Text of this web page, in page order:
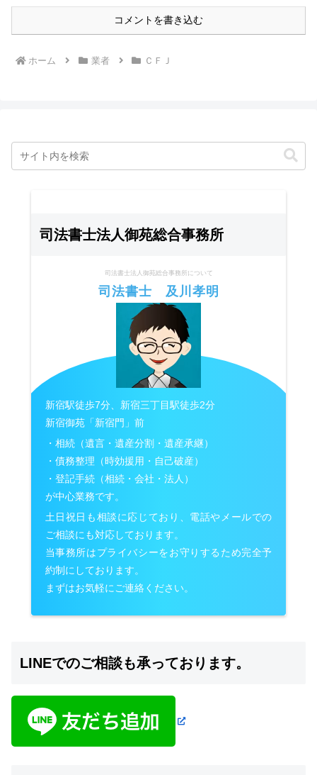
コメントを書き込む
ホーム 業者 ＣＦＪ
司法書士法人御苑総合事務所
司法書士法人御苑総合事務所について
司法書士 及川孝明
新宿駅徒歩7分、新宿三丁目駅徒歩2分
新宿御苑「新宿門」前
・相続（遺言・遺産分割・遺産承継）
・債務整理（時効援用・自己破産）
・登記手続（相続・会社・法人）
が中心業務です。
土日祝日も相談に応じており、電話やメールでの
ご相談にも対応しております。
当事務所はプライバシーをお守りするため完全予
約制にしております。
まずはお気軽にご連絡ください。
LINEでのご相談も承っております。